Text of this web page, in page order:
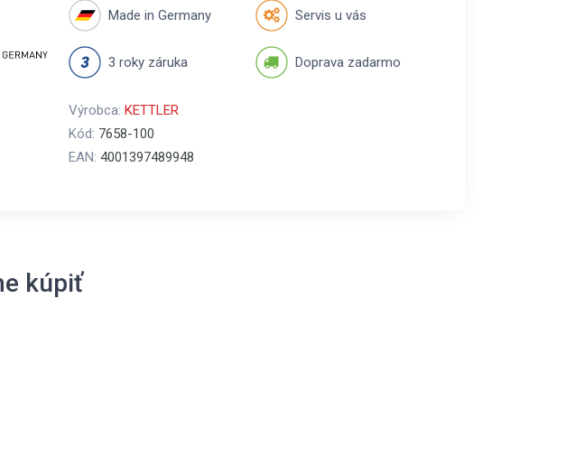
Made in Germany Servis u vás
3 roky záruka Doprava zadarmo
Výrobca: KETTLER
Kód: 7658-100
EAN: 4001397489948
kúpiť